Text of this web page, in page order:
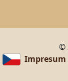
©
Impresum